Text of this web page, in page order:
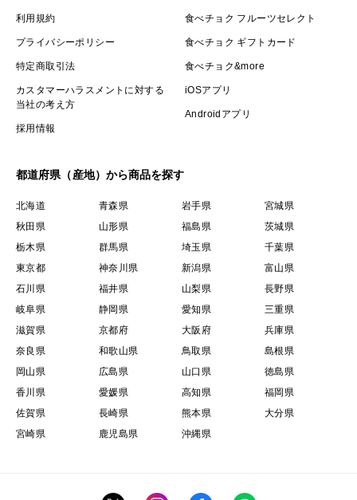
利用規約
プライバシーポリシー
特定商取引法
カスタマーハラスメントに対する
当社の考え方
採用情報
食べチョク フルーツセレクト
食べチョク ギフトカード
食べチョク&more
iOSアプリ
Androidアプリ
都道府県（産地）から商品を探す
北海道 青森県 岩手県
宮城県
秋田県
山形県 福島県
茨城県
栃木県
群馬県 埼玉県
千葉県
東京都
神奈川県 新潟県
富山県
石川県
福井県 山梨県
長野県
岐阜県
静岡県 愛知県
三重県
滋賀県
京都府 大阪府
兵庫県
奈良県
和歌山県 鳥取県
島根県
岡山県
広島県 山口県
徳島県
香川県
愛媛県 高知県
福岡県
佐賀県
長崎県 熊本県
大分県
宮崎県
鹿児島県 沖縄県